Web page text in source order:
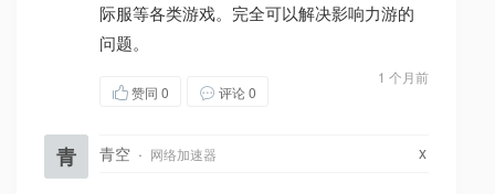
际服等各类游戏。完全可以解决影响力游的
问题。
1 个月前
赞同 0 评论 0
青 青空 · 网络加速器 x